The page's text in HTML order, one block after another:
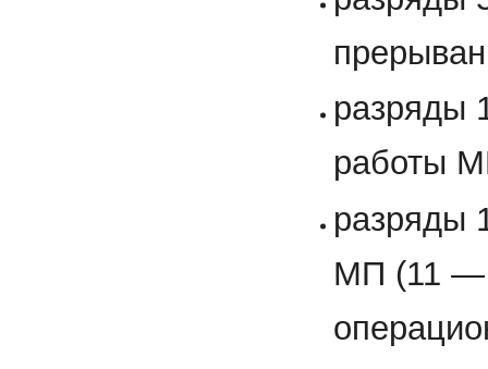
разряды
работы
разряды
МП (11 —